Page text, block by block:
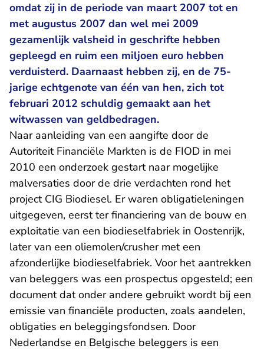
omdat zij in de periode van maart 2007 tot en
met augustus 2007 dan wel mei 2009
gezamenlijk valsheid in geschrifte hebben
gepleegd en ruim een miljoen euro hebben
verduisterd. Daarnaast hebben zij, en de 75-
jarige echtgenote van één van hen, zich tot
februari 2012 schuldig gemaakt aan het
witwassen van geldbedragen.
Naar aanleiding van een aangifte door de
Autoriteit Financiële Markten is de FIOD in mei
2010 een onderzoek gestart naar mogelijke
malversaties door de drie verdachten rond het
project CIG Biodiesel. Er waren obligatieleningen
uitgegeven, eerst ter financiering van de bouw en
exploitatie van een biodieselfabriek in Oostenrijk,
later van een oliemolen/crusher met een
afzonderlijke biodieselfabriek. Voor het aantrekken
van beleggers was een prospectus opgesteld; een
document dat onder andere gebruikt wordt bij een
emissie van financiële producten, zoals aandelen,
obligaties en beleggingsfondsen. Door
Nederlandse en Belgische beleggers is een